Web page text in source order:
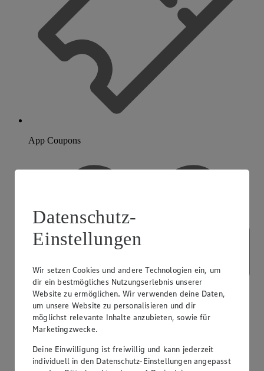
App Coupons
Datenschutz-
Einstellungen
Wir setzen Cookies und andere Technologien ein, um
dir ein bestmögliches Nutzungserlebnis unserer
Website zu ermöglichen. Wir verwenden deine Daten,
um unsere Website zu personalisieren und dir
möglichst relevante Inhalte anzubieten, sowie für
Marketingzwecke.
Deine Einwilligung ist freiwillig und kann jederzeit
individuell in den Datenschutz-Einstellungen angepasst